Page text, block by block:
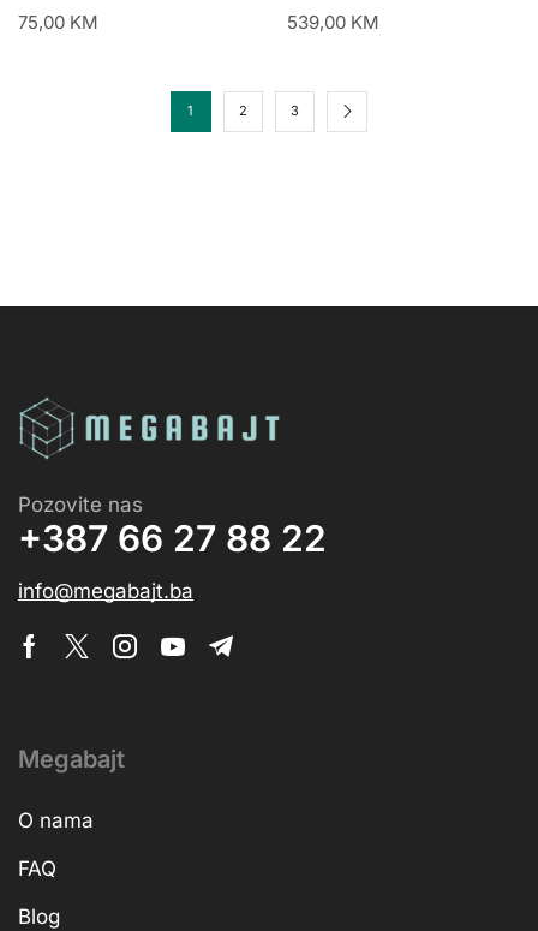
75,00 KM 539,00 KM
1 2 3
Pozovite nas
+387 66 27 88 22
info@megabajt.ba
Megabajt
O nama
FAQ
Blog